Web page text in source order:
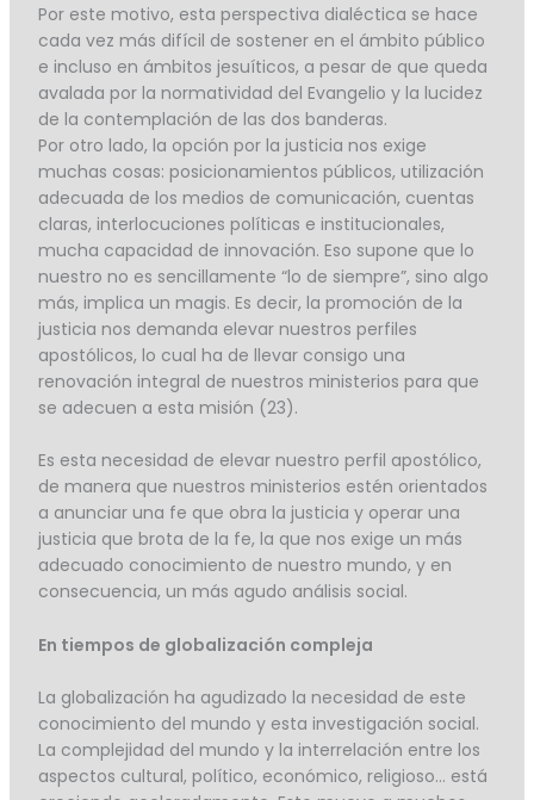
Por este motivo, esta perspectiva dialéctica se hace
cada vez más difícil de sostener en el ámbito público
e incluso en ámbitos jesuíticos, a pesar de que queda
avalada por la normatividad del Evangelio y la lucidez
de la contemplación de las dos banderas.
Por otro lado, la opción por la justicia nos exige
muchas cosas: posicionamientos públicos, utilización
adecuada de los medios de comunicación, cuentas
claras, interlocuciones políticas e institucionales,
mucha capacidad de innovación. Eso supone que lo
nuestro no es sencillamente “lo de siempre”, sino algo
más, implica un magis. Es decir, la promoción de la
justicia nos demanda elevar nuestros perfiles
apostólicos, lo cual ha de llevar consigo una
renovación integral de nuestros ministerios para que
se adecuen a esta misión (23).
Es esta necesidad de elevar nuestro perfil apostólico,
de manera que nuestros ministerios estén orientados
a anunciar una fe que obra la justicia y operar una
justicia que brota de la fe, la que nos exige un más
adecuado conocimiento de nuestro mundo, y en
consecuencia, un más agudo análisis social.
En tiempos de globalización compleja
La globalización ha agudizado la necesidad de este
conocimiento del mundo y esta investigación social.
La complejidad del mundo y la interrelación entre los
aspectos cultural, político, económico, religioso… está